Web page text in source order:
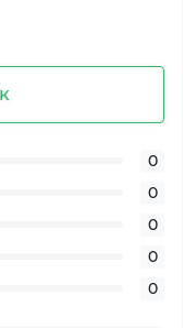
0
0
0
0
0